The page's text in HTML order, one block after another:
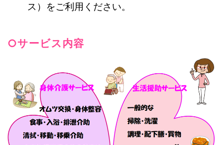
ス）をご利用ください。
○サービス内容